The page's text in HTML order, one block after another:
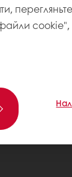
cookie",